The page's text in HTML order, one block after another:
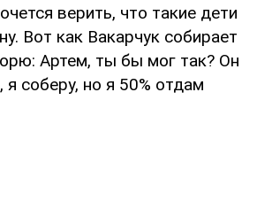
верить, что такие дети
Вот как Вакарчук собирает
Артем, ты бы мог так? Он
соберу, но я 50% отдам